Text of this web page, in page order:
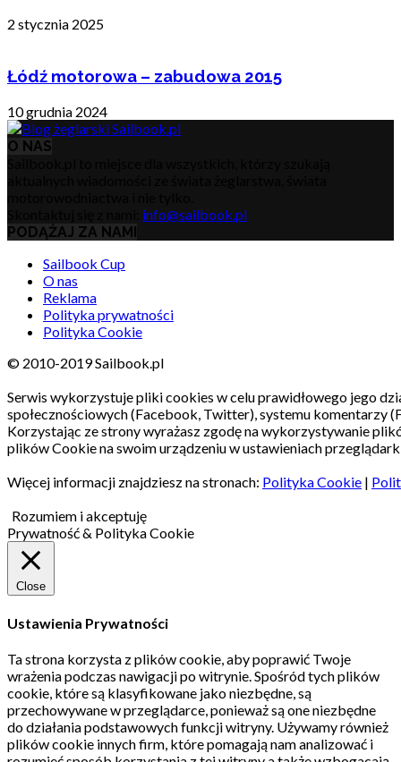
2 stycznia 2025
Łódź motorowa – zabudowa 2015
10 grudnia 2024
O NAS
info@sailbook.pl
PODĄŻAJ ZA NAMI
Sailbook Cup
O nas
Reklama
Polityka prywatności
Polityka Cookie
© 2010-2019 Sailbook.pl
Serwis wykorzystuje pliki cookies w celu prawidłowego jego
społecznościowych (Facebook, Twitter), systemu komentarzy
Korzystając ze strony wyrażasz zgodę na wykorzystywanie
plików Cookie na swoim urządzeniu w ustawieniach
Więcej informacji znajdziesz na stronach: Polityka Cookie |
Rozumiem i akceptuję
Prywatność & Polityka Cookie
Close
Ustawienia Prywatności
Ta strona korzysta z plików cookie, aby poprawić Twoje
wrażenia podczas nawigacji po witrynie.Spośród tych plików
cookie, które są klasyfikowane jako niezbędne, są
przechowywane w przeglądarce, ponieważ są one niezbędne
do działania podstawowych funkcji witryny. Używamy również
plików cookie innych firm, które pomagają nam analizować i